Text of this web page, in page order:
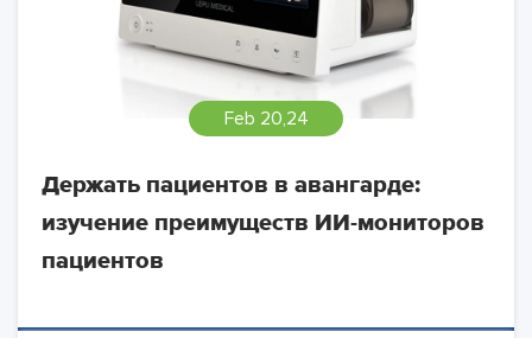
Feb 20,24
Держать пациентов в авангарде:
изучение преимуществ ИИ-мониторов
пациентов